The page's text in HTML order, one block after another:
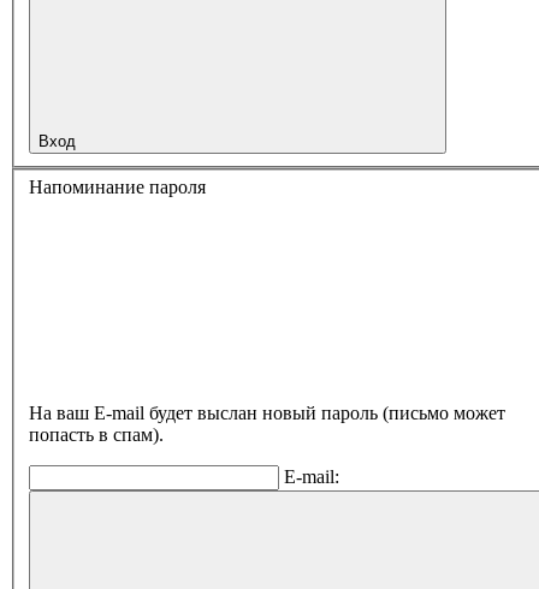
Вход
Напоминание пароля
На ваш E-mail будет выслан новый пароль (письмо может
попасть в спам).
E-mail: